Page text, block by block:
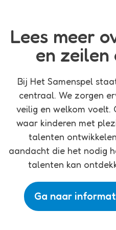
Lees meer
en zeilen
Bij Het Samenspel
centraal. We zorgen
veilig en welkom voelt.
waar kinderen met
talenten
aandacht die het nodig
talenten kan
Ga naar